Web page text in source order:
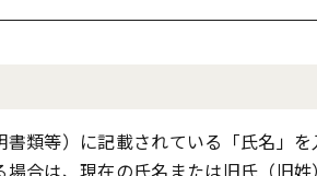
類等）に記載されている「氏名」を
合は、現在の氏名または旧氏（旧姓